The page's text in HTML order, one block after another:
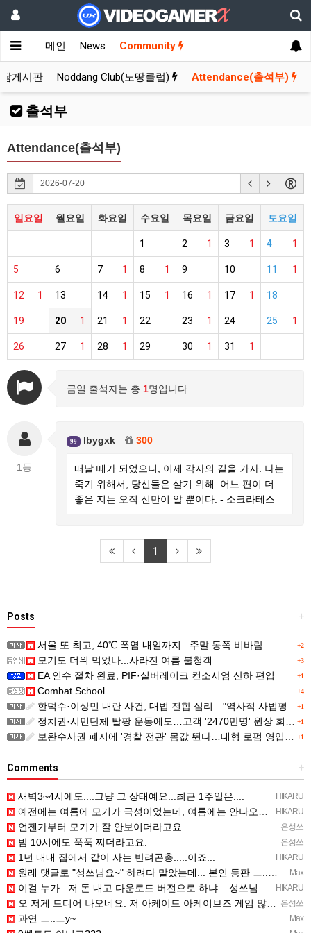
메인 News Community
게시판 Noddang Club(노땅클럽) Attendance(출석부)
출석부
Attendance(출석부)
일요일 월요일 화요일 수요일 목요일 금요일 토요일
1 1
2 1
3 1
4
5 6 1
7 1
8 9 10 1
11
1
12 13 1
14 1
15 1
16 1
17 18
19 1
20 1
21 22 1
23 24 1
25
26 1
27 1
28 29 1
30 1
31
금일 출석자는 총 1명입니다.
1등
99 lbygxk 300
떠날 때가 되었으니, 이제 각자의 길을 가자. 나는
죽기 위해서, 당신들은 살기 위해. 어느 편이 더
좋은 지는 오직 신만이 알 뿐이다. - 소크라테스
1
+
Posts
+2
서울 또 최고, 40℃ 폭염 내일까지...주말 동쪽 비바람
+3
모기도 더위 먹었나...사라진 여름 불청객
+1
EA 인수 절차 완료, PIF·실버레이크 컨소시엄 산하 편입
+4
Combat School
+1
한덕수·이상민 내란 사건, 대법 전합 심리…"역사적 사법평가"(종합)
+1
정치권·시민단체 탈팡 운동에도…고객 '2470만명' 원상 회복, "고물가에 돌팡"
+1
보완수사권 폐지에 '경찰 전관' 몸값 뛴다…대형 로펌 영입전쟁
+
Comments
HIKARU
새벽3~4시에도....그냥 그 상태예요...최근 1주일은....
HIKARU
예전에는 여름에 모기가 극성이었는데, 여름에는 안나오는 것 같은.....ㅎ ㅎ)
은성쓰
언젠가부터 모기가 잘 안보이더라고요.
은성쓰
밤 10시에도 푹푹 찌더라고요.
HIKARU
1년 내내 집에서 같이 사는 반려곤충.....이죠...
Max
원래 댓글로 "성쓰님요~" 하려다 말았는데... 본인 등판 ㅡ..ㅡy~
HIKARU
이걸 누가...저 돈 내고 다운로드 버전으로 하냐... 성쓰님이 계셨다!!!...
은성쓰
오 저게 드디어 나오네요. 저 아케이드 아케이브즈 게임 많이 샀는데요 ㅎㅎㅎ
Max
과연 ㅡ..ㅡy~